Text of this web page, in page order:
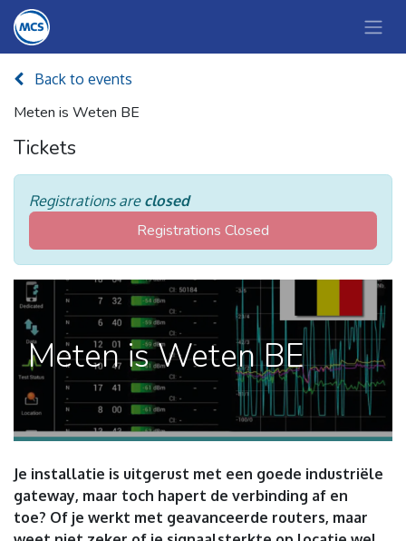
Back to events
Meten is Weten BE
Tickets
Registrations are closed
Registrations Closed
Meten is Weten BE
Je installatie is uitgerust met een goede industriële
gateway, maar toch hapert de verbinding af en
toe? Of je werkt met geavanceerde routers, maar